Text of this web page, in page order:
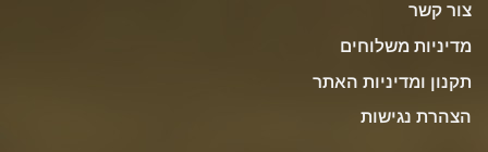
צור קשר
מדיניות משלוחים
תקנון ומדיניות האתר
הצהרת נגישות